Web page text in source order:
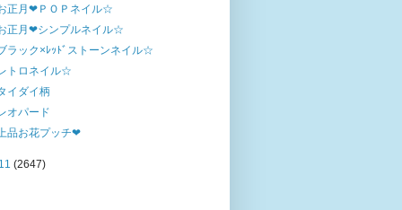
正月❤ＰＯＰネイル☆
正月❤シンプルネイル☆
ラック×ﾚｯﾄﾞストーンネイル☆
トロネイル☆
イダイ柄
オパード
品お花プッチ❤
(2647)